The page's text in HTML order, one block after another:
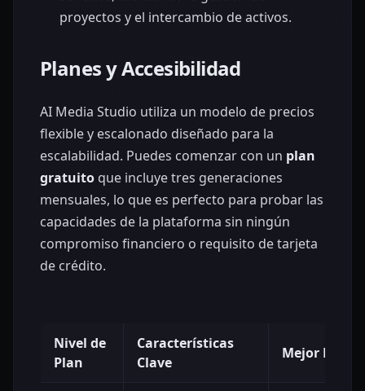
proyectos y el intercambio de activos.
Planes y Accesibilidad
AI Media Studio utiliza un modelo de precios
flexible y escalonado diseñado para la
escalabilidad. Puedes comenzar con un plan
gratuito que incluye tres generaciones
mensuales, lo que es perfecto para probar las
capacidades de la plataforma sin ningún
compromiso financiero o requisito de tarjeta
de crédito.
Nivel de
Plan
Características
Clave
Mejor Para